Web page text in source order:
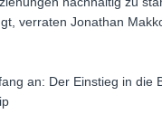
verraten Jonathan
an: Der Einstieg in die